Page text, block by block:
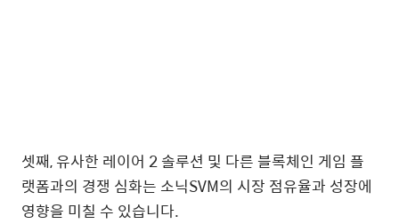
셋째, 유사한 레이어 2 솔루션 및 다른 블록체인 게임 플
랫폼과의 경쟁 심화는 소닉SVM의 시장 점유율과 성장에
영향을 미칠 수 있습니다.